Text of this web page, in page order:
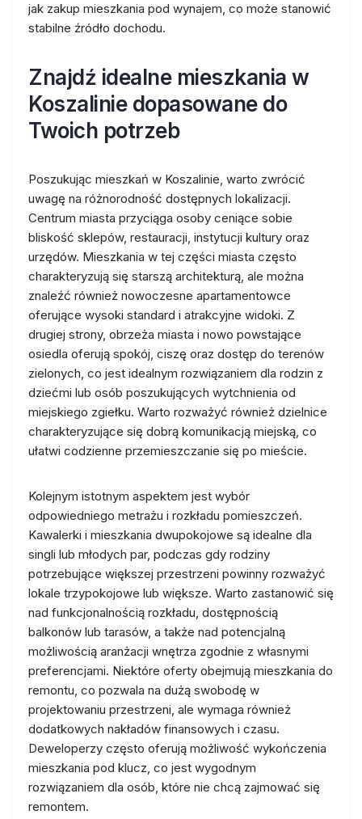
jak zakup mieszkania pod wynajem, co może stanowić
stabilne źródło dochodu.
Znajdź idealne mieszkania w
Koszalinie dopasowane do
Twoich potrzeb
Poszukując mieszkań w Koszalinie, warto zwrócić
uwagę na różnorodność dostępnych lokalizacji.
Centrum miasta przyciąga osoby ceniące sobie
bliskość sklepów, restauracji, instytucji kultury oraz
urzędów. Mieszkania w tej części miasta często
charakteryzują się starszą architekturą, ale można
znaleźć również nowoczesne apartamentowce
oferujące wysoki standard i atrakcyjne widoki. Z
drugiej strony, obrzeża miasta i nowo powstające
osiedla oferują spokój, ciszę oraz dostęp do terenów
zielonych, co jest idealnym rozwiązaniem dla rodzin z
dziećmi lub osób poszukujących wytchnienia od
miejskiego zgiełku. Warto rozważyć również dzielnice
charakteryzujące się dobrą komunikacją miejską, co
ułatwi codzienne przemieszczanie się po mieście.
Kolejnym istotnym aspektem jest wybór
odpowiedniego metrażu i rozkładu pomieszczeń.
Kawalerki i mieszkania dwupokojowe są idealne dla
singli lub młodych par, podczas gdy rodziny
potrzebujące większej przestrzeni powinny rozważyć
lokale trzypokojowe lub większe. Warto zastanowić się
nad funkcjonalnością rozkładu, dostępnością
balkonów lub tarasów, a także nad potencjalną
możliwością aranżacji wnętrza zgodnie z własnymi
preferencjami. Niektóre oferty obejmują mieszkania do
remontu, co pozwala na dużą swobodę w
projektowaniu przestrzeni, ale wymaga również
dodatkowych nakładów finansowych i czasu.
Deweloperzy często oferują możliwość wykończenia
mieszkania pod klucz, co jest wygodnym
rozwiązaniem dla osób, które nie chcą zajmować się
remontem.